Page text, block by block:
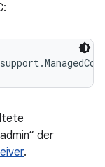
der
.